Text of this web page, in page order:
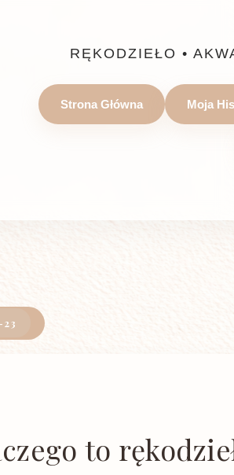
RĘKODZIEŁO •
Strona Główna Moja
to